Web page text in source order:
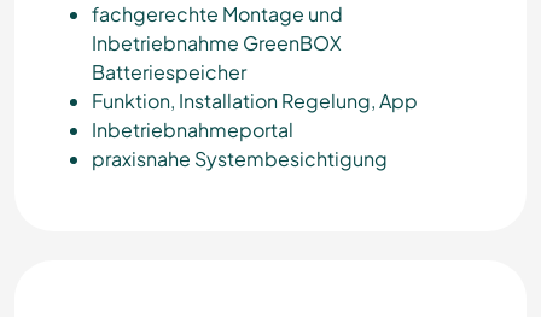
fachgerechte Montage und
Inbetriebnahme GreenBOX
Batteriespeicher
Funktion, Installation Regelung, App
Inbetriebnahmeportal
praxisnahe Systembesichtigung